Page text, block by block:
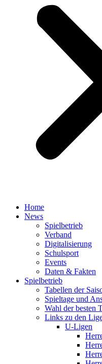
Home
News
Spielbetrieb
Verband
Digitalisierung
Schulsport
Events
Daten & Fakten
Spielbetrieb
Tabellen der
Spieltage und
Wahl der besten
Links zu den
U-Ligen